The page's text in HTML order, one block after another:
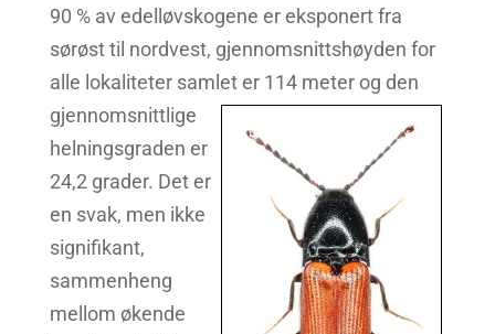
90 % av edelløvskogene er eksponert fra
sørøst til nordvest, gjennomsnittshøyden for
alle lokaliteter samlet er 114 meter og den
gjennomsnittlige
helningsgraden er
24,2 grader. Det er
en svak, men ikke
signifikant,
sammenheng
mellom økende